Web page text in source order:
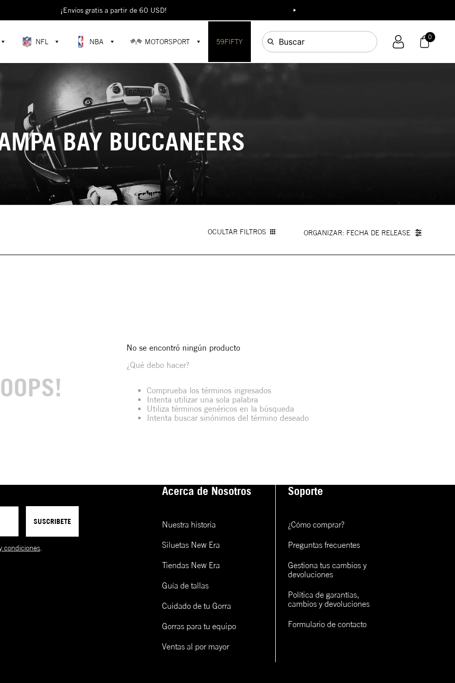
¡Envíos gratis a partir de 60 USD!
NFL NBA MOTORSPORT 59FIFTY Buscar 0
BAY BUCCANEERS
OCULTAR FILTROS FECHA DE RELEASE
OOPS!
No se encontró ningún producto
¿Qué debo hacer?
Comprueba los términos ingresados
Intenta utilizar una sola palabra
Utiliza términos genéricos en la búsqueda
Intenta buscar sinónimos del término deseado
SUSCRIBETE
condiciones
Acerca de Nosotros
Nuestra historia
Siluetas New Era
Tiendas New Era
Guía de tallas
Cuidado de tu Gorra
Gorras para tu equipo
Ventas al por mayor
Soporte
¿Cómo comprar?
Preguntas frecuentes
Gestiona tus cambios y
devoluciones
Política de garantías,
cambios y devoluciones
Formulario de contacto